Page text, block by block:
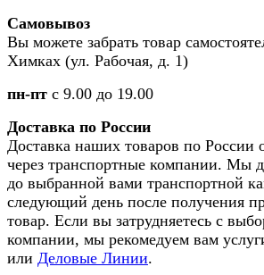
Самовывоз
Вы можете забрать товар
Химках (ул. Рабочая, д. 1)
пн-пт с 9.00 до 19.00
Доставка по России
Доставка наших товаров по России
через транспортные компании. Мы
до выбранной вами транспортной
следующий день после получения
товар. Если вы затрудняетесь с
компании, мы рекомедуем вам
или Деловые Линии.